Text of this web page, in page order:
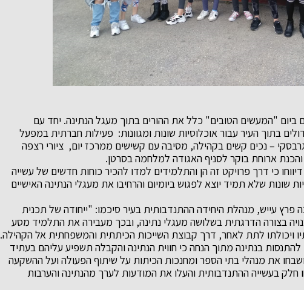
ביום "המעשים הטובים" כלל את ההורים בתוך מעגל הנתינה. יחד עם
בתוך העיר עבור אוכלוסיות שונות ומגוונות: פעילות חברתית במפעל
– נכים קשים בקהילה, מסיבה עם קשישים ממרכז יום, ציורי רצפה
ארוחת בוקר לסניף האגודה למלחמה בסרטן.
כי דרך פרויקט זה הן והתלמידים למדו להכיר כוחות חדשים של עשייה
שונות שלא תמיד יוצא לפגוש ביומיום והרחיבו את מעגלי הנתינה האישיים
פרץ עייש, מנהלת היחידה ההתנדבותית בעיר סיכמו: "ייחודה של תכנית
בצורה הדרגתית בשלושה מעגלי נתינה, ובכך מעבירה את התלמיד מסע
ויכולתו לתת לאחר, דרך קבוצת השייכות הכיתתית והמשפחתית אל הקהילה.
בנתינה מתוך הנחה כי חווית הנתינה והקבלה תשפיע עליהם בעתיד
את מנהלי בתי הספר ומחנכות הכיתות על שיתוף הפעולה ועל ההשקעה
חלק בעשייה ההתנדבותית והעלו את המודעות לערך מהנתינה והערבות